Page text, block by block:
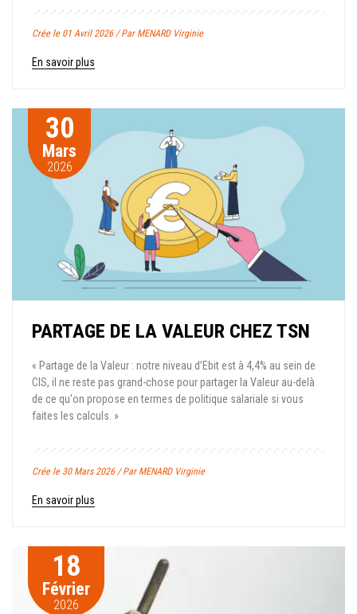
Crée le 01 Avril 2026 / Par MENARD Virginie
En savoir plus
30
Mars
2026
PARTAGE DE LA VALEUR CHEZ TSN
« Partage de la Valeur : notre niveau d’Ebit est à 4,4% au sein de
CIS, il ne reste pas grand-chose pour partager la Valeur au-delà
de ce qu'on propose en termes de politique salariale si vous
faites les calculs. »
Crée le 30 Mars 2026 / Par MENARD Virginie
En savoir plus
18
Février
2026